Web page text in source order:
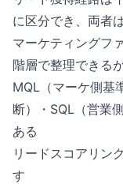
に区分でき、両者
マーケティングフ
階層で整理できる
MQL（マーケ側基
断）・SQL（営業
ある
リードスコアリン
す